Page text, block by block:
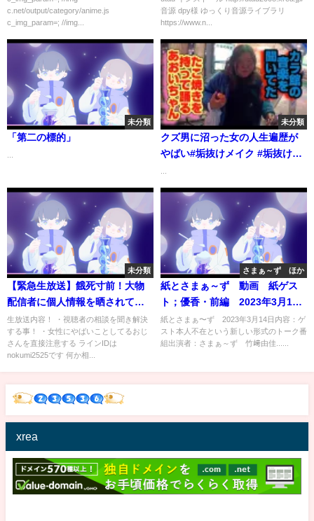
c.net/output/category/anime.js
c_img_param=; //img...
音源 dpy様 ゆっくり音源ライブラリ
https://www.n...
未分類
「第二の標的」
未分類
クズ男に沼った女の人生遍歴が
やばい#垢抜けメイク #垢抜け方
ビフォーアフター #ダイエット
未分類
【緊急生放送】餓死寸前！大物
配信者に個人情報を晒されてお
金が無くなった人が助けて！ヤ
バい発言連発で修羅場にｗ
生放送内容！ ・視聴者の相談を聞き解決
する事！ ・女性にやばいことしてるおじ
さんを直接注意する ラインIDは
nokumi2525です 何か相...
さまぁ～ず ほか
紙とさまぁ～ず 動画 紙ゲス
ト；優香・前編 2023年3月14
日
紙とさまぁ〜ず 2023年3月14日内容：ゲ
スト本人不在という新しい形式のトーク番
組出演者：さまぁ～ず 竹﨑由佳......
xrea